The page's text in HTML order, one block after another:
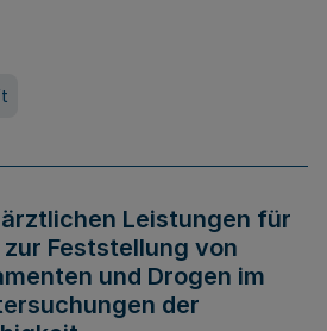
Leistungen für
Feststellung von
und Drogen im
der